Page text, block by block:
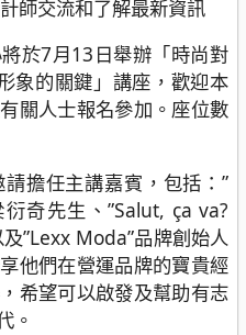
師交流和了解最新資訊
於7月13日舉辦「時尚對
象的關鍵」講座，歡迎本
關人士報名參加。座位數
擔任主講嘉賓，包括：”
奇先生、”Salut, ça va?
”Lexx Moda”品牌創始人
他們在營運品牌的寶貴經
希望可以啟發及幫助有志
。